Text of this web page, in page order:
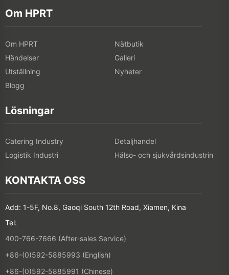
Om HPRT
Om HPRT
Nätbutik
Händelser
Galleri
Utställning
Nyheter
Blogg
Lösningar
Catering Industry
Detaljhandel
Logistik Industri
Hälso- och sjukvårdsindustrin
KONTAKTA OSS
Add: 1-5F, No.8, Gaoqi South 12th Road, Xiamen, Kina
Tel:
400-766-7666 (After-sales Service)
+86-(0)592-5885993 (English)
+86-(0)592-5885991 (Chinese)